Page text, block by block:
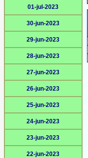
01-jul-2023
30-jun-2023
29-jun-2023
28-jun-2023
27-jun-2023
26-jun-2023
25-jun-2023
24-jun-2023
23-jun-2023
22-jun-2023